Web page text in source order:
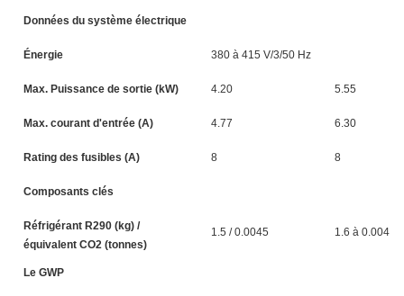
Données du système électrique
Énergie 380 à 415 V/3/50 Hz
Max. Puissance de sortie (kW) 4.20 5.55
Max. courant d'entrée (A) 4.77 6.30
Rating des fusibles (A) 8 8
Composants clés
Réfrigérant R290 (kg) /
équivalent CO2 (tonnes)
1.5 / 0.0045 1.6 à 0.0048
Le GWP